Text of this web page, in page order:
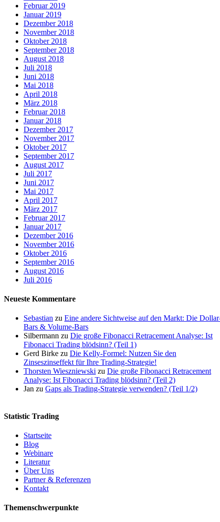
Februar 2019
Januar 2019
Dezember 2018
November 2018
Oktober 2018
September 2018
August 2018
Juli 2018
Juni 2018
Mai 2018
April 2018
März 2018
Februar 2018
Januar 2018
Dezember 2017
November 2017
Oktober 2017
September 2017
August 2017
Juli 2017
Juni 2017
Mai 2017
April 2017
März 2017
Februar 2017
Januar 2017
Dezember 2016
November 2016
Oktober 2016
September 2016
August 2016
Juli 2016
Neueste Kommentare
Sebastian zu Eine andere Sichtweise auf den Markt: Die
Bars & Volume-Bars
Silbermann zu Die große Fibonacci Retracement Analyse: Ist
Fibonacci Trading blödsinn? (Teil 1)
Gerd Birke zu Die Kelly-Formel: Nutzen Sie den
Zinseszinseffekt für Ihre Trading-Strategie!
Thorsten Wieszniewski zu Die große Fibonacci Retracement
Analyse: Ist Fibonacci Trading blödsinn? (Teil 2)
Jan zu Gaps als Trading-Strategie verwenden? (Teil 1/2)
Statistic Trading
Startseite
Blog
Webinare
Literatur
Über Uns
Partner & Referenzen
Kontakt
Themenschwerpunkte